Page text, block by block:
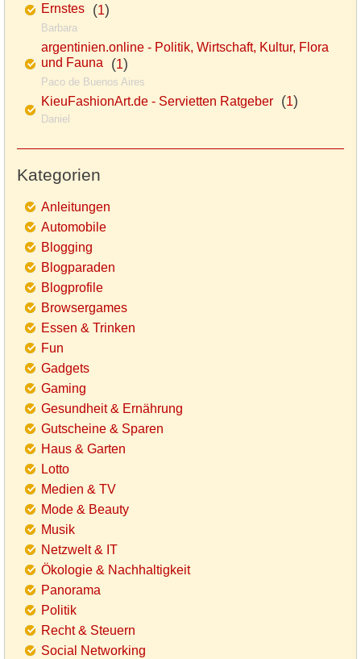
Ernstes (1)
Barbara
argentinien.online - Politik, Wirtschaft, Kultur, Flora
und Fauna (1)
Paco de Buenos Aires
KieuFashionArt.de - Servietten Ratgeber (1)
Daniel
Kategorien
Anleitungen
Automobile
Blogging
Blogparaden
Blogprofile
Browsergames
Essen & Trinken
Fun
Gadgets
Gaming
Gesundheit & Ernährung
Gutscheine & Sparen
Haus & Garten
Lotto
Medien & TV
Mode & Beauty
Musik
Netzwelt & IT
Ökologie & Nachhaltigkeit
Panorama
Politik
Recht & Steuern
Social Networking